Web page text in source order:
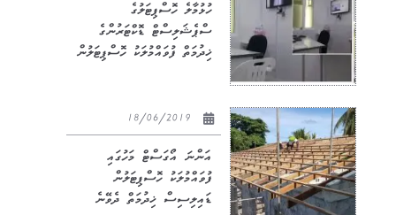
ހުޅުމާލެ ހޮސްޕިޓަލުގެ
ސްޕެޝަލިސްޓް ޑޮކްޓަރުންގެ
ޚިދުމަތް ފުވައްމުލަކު ހޮސްޕިޓަލުން
އަންނަ އޯގަސްޓް މަހުގައި
ފުވައްމުލަކު ހޮސްޕިޓަލުން
ޑައިލިސިސް ޚިދުމަތް ދެވޭނެ